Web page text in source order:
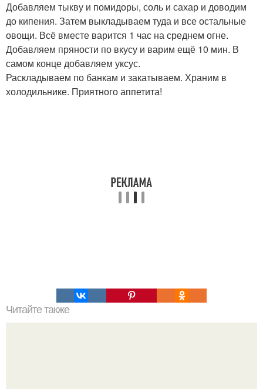
Добавляем тыкву и помидоры, соль и сахар и доводим
до кипения. Затем выкладываем туда и все остальные
овощи. Всё вместе варится 1 час на среднем огне.
Добавляем пряности по вкусу и варим ещё 10 мин. В
самом конце добавляем уксус.
Раскладываем по банкам и закатываем. Храним в
холодильнике. Приятного аппетита!
Читайте также